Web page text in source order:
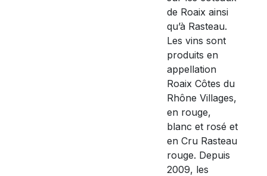
de Roaix ainsi
qu’à Rasteau.
Les vins sont
produits en
appellation
Roaix Côtes du
Rhône Villages,
en rouge,
blanc et rosé et
en Cru Rasteau
rouge. Depuis
2009, les